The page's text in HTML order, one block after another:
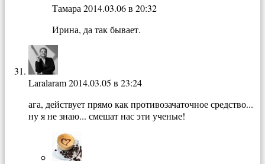
Тамара 2014.03.06 в 20:32
Ирина, да так бывает.
Laralaram2014.03.05 в 23:24
ага, действует прямо как противозачаточное средство...
ну я не знаю... смешат нас эти ученые!